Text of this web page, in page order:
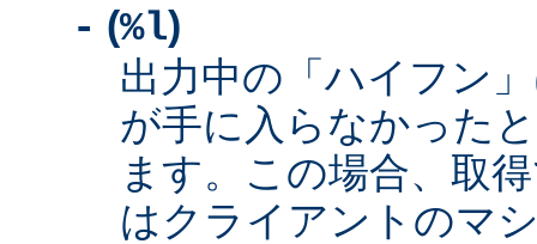
- (%l)
出力中の「ハイフン
が手に入らなかった
ます。この場合、取
はクライアントのマ